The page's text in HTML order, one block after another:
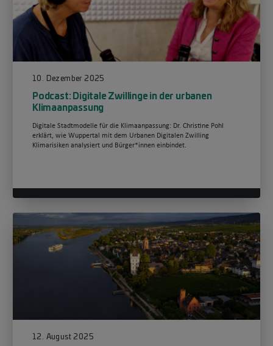
10. Dezember 2025
Podcast: Digitale Zwillinge in der urbanen
Klimaanpassung
Digitale Stadtmodelle für die Klimaanpassung: Dr. Christine Pohl
erklärt, wie Wuppertal mit dem Urbanen Digitalen Zwilling
Klimarisiken analysiert und Bürger*innen einbindet.
12. August 2025